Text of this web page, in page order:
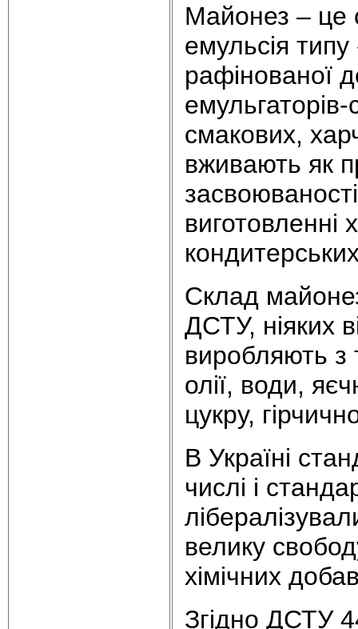
Майонез – це
емульсія
рафінованої
емульгаторів-
смакових,
вживають як
виготовленні
Склад
ДСТУ, ніяких
виробляють з
олії, води,
цукру,
В Україні
числі і
велику
хімічних
Згідно ДСТУ